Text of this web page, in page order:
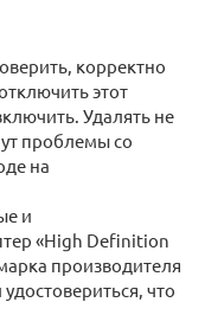
корректно
этот
Удалять не
проблемы со
на
и
«High Definition
производителя
что